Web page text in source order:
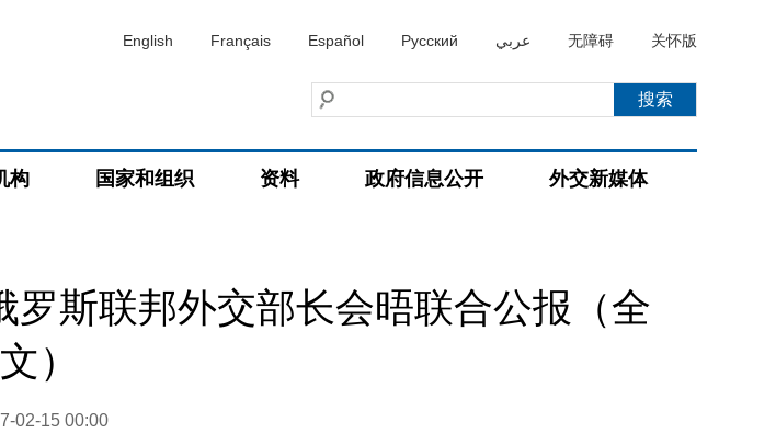
English Français Español Русский عربي 无障碍 关怀版
构 国家和组织 资料 政府信息公开 外交新媒体
斯联邦外交部长会晤联合公报（全
文）
02-15 00:00